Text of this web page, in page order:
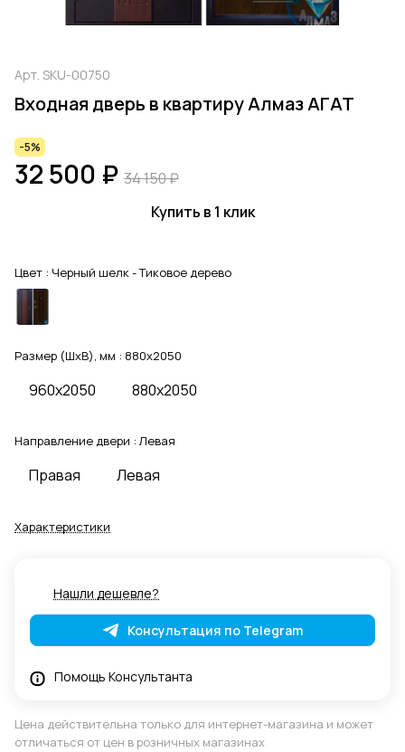
Арт. SKU-00750
Входная дверь в квартиру Алмаз АГАТ
-5%
32 500 ₽ 34 150 ₽
Купить в 1 клик
Цвет : Черный шелк - Тиковое дерево
Размер (ШхВ), мм : 880x2050
960x2050 880x2050
Направление двери : Левая
Правая Левая
Характеристики
Нашли дешевле?
Консультация по Telegram
Помощь Консультанта
Цена действительна только для интернет-магазина и может
отличаться от цен в розничных магазинах